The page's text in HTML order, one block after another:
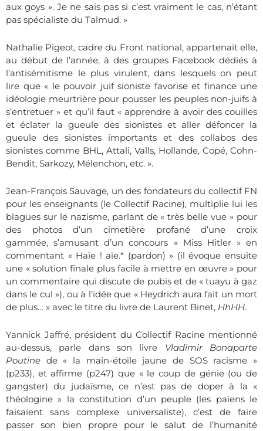
aux goys ». Je ne sais pas si c’est vraiment le cas, n’étant
pas spécialiste du Talmud. »
Nathalie Pigeot, cadre du Front national, appartenait elle,
au début de l’année, à des groupes Facebook dédiés à
l’antisémitisme le plus virulent, dans lesquels on peut
lire que « le pouvoir juif sioniste favorise et finance une
idéologie meurtrière pour pousser les peuples non-juifs à
s’entretuer » et qu’il faut « apprendre à avoir des couilles
et éclater la gueule des sionistes et aller défoncer la
gueule des sionistes importants et des collabos des
sionistes comme BHL, Attali, Valls, Hollande, Copé, Cohn-
Bendit, Sarkozy, Mélenchon, etc. ».
Jean-François Sauvage, un des fondateurs du collectif FN
pour les enseignants (le Collectif Racine), multiplie lui les
blagues sur le nazisme, parlant de « très belle vue » pour
des photos d’un cimetière profané d’une croix
gammée, s’amusant d’un concours « Miss Hitler » en
commentant « Haïe ! aïe.* (pardon) » (il évoque ensuite
une « solution finale plus facile à mettre en œuvre » pour
un commentaire qui discute de pubis et de « tuayu à gaz
dans le cul »), ou à l’idée que « Heydrich aura fait un mort
de plus… » avec le titre du livre de Laurent Binet, HhHH.
Yannick Jaffré, président du Collectif Racine mentionné
au-dessus, parle dans son livre Vladimir Bonaparte
Poutine de « la main-étoile jaune de SOS racisme »
(p233), et affirme (p247) que « le coup de génie (ou de
gangster) du judaïsme, ce n’est pas de doper à la «
théologine » la constitution d’un peuple (les païens le
faisaient sans complexe universaliste), c’est de faire
passer son bien propre pour le salut de l’humanité